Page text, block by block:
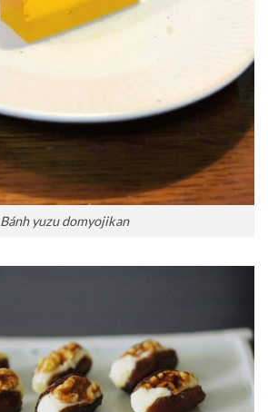
Bánh yuzu domyojikan